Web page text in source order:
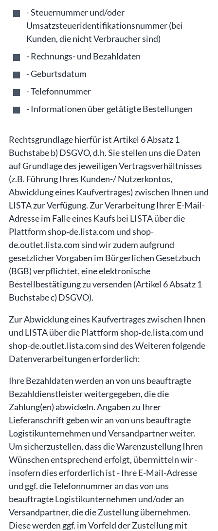
- Steuernummer und/oder
Umsatzsteueridentifikationsnummer (bei
Kunden, die nicht Verbraucher sind)
- Rechnungs- und Bezahldaten
- Geburtsdatum
- Telefonnummer
- Informationen über getätigte Bestellungen
Rechtsgrundlage hierfür ist Artikel 6 Absatz 1
Buchstabe b) DSGVO, d.h. Sie stellen uns die Daten
auf Grundlage des jeweiligen Vertragsverhältnisses
(z.B. Führung Ihres Kunden-/ Nutzerkontos,
Abwicklung eines Kaufvertrages) zwischen Ihnen und
LISTA zur Verfügung. Zur Verarbeitung Ihrer E-Mail-
Adresse im Falle eines Kaufs bei LISTA über die
Plattform shop‑de.lista.com und shop-
de.outlet.lista.com sind wir zudem aufgrund
gesetzlicher Vorgaben im Bürgerlichen Gesetzbuch
(BGB) verpflichtet, eine elektronische
Bestellbestätigung zu versenden (Artikel 6 Absatz 1
Buchstabe c) DSGVO).
Zur Abwicklung eines Kaufvertrages zwischen Ihnen
und LISTA über die Plattform shop‑de.lista.com und
shop-de.outlet.lista.com sind des Weiteren folgende
Datenverarbeitungen erforderlich:
Ihre Bezahldaten werden an von uns beauftragte
Bezahldienstleister weitergegeben, die die
Zahlung(en) abwickeln. Angaben zu Ihrer
Lieferanschrift geben wir an von uns beauftragte
Logistikunternehmen und Versandpartner weiter.
Um sicherzustellen, dass die Warenzustellung Ihren
Wünschen entsprechend erfolgt, übermitteln wir -
insofern dies erforderlich ist - Ihre E-Mail-Adresse
und ggf. die Telefonnummer an das von uns
beauftragte Logistikunternehmen und/oder an
Versandpartner, die die Zustellung übernehmen.
Diese werden ggf. im Vorfeld der Zustellung mit